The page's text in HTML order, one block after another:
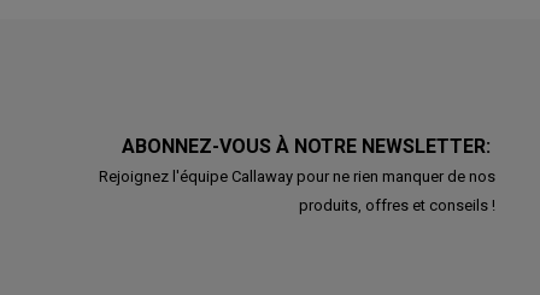
ABONNEZ-VOUS À NOTRE NEWSLETTER:
Rejoignez l'équipe Callaway pour ne rien manquer de nos
produits, offres et conseils !